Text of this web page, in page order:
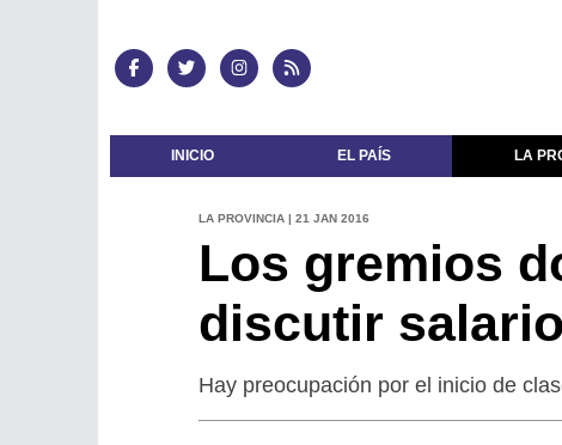
INICIO EL PAÍS LA
LA PROVINCIA | 21 JAN 2016
Los gremios
discutir
Hay preocupación por el inicio de